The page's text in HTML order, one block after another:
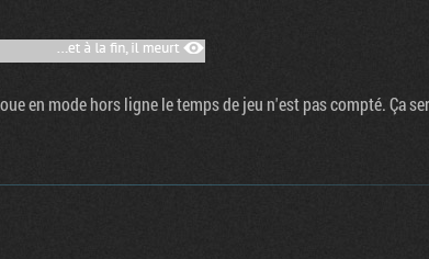
en mode hors ligne le temps de jeu n'est pas compté. Ça